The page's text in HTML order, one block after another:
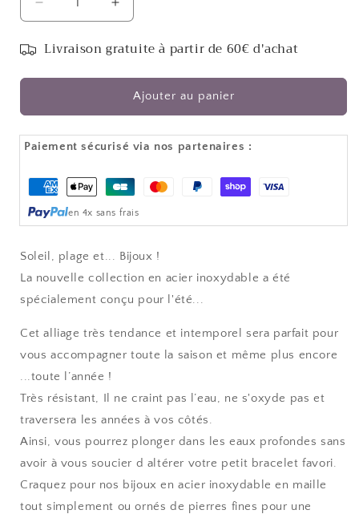
Réduire
la
quantité
Bracelet
Jade
quartz
fumé
-
JADE
Augmenter
la
quantité
Bracelet
acier
Jade
quartz
fumé
-
JADE
Livraison gratuite à partir de 60€ d'achat
Ajouter au panier
Paiement sécurisé via nos partenaires :
Moyens
paiement
en 4x sans frais
Soleil, plage et... Bijoux !
La nouvelle collection en acier inoxydable a été
spécialement conçu pour l'été...
Cet alliage très tendance et intemporel sera parfait pour
vous accompagner toute la saison et même plus encore
...toute l’année !
Très résistant, Il ne craint pas l’eau, ne s'oxyde pas et
traversera les années à vos côtés.
Ainsi, vous pourrez plonger dans les eaux profondes sans
avoir à vous soucier d altérer votre petit bracelet favori.
Craquez pour nos bijoux en acier inoxydable en maille
tout simplement ou ornés de pierres fines pour une